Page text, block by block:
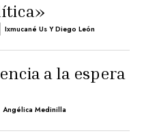
Ixmucané Us Y Diego León
a la espera
Angélica Medinilla